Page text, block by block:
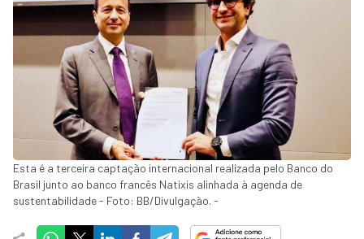
Esta é a terceira captação internacional realizada pelo Banco do
Brasil junto ao banco francês Natixis alinhada à agenda de
sustentabilidade - Foto: BB/Divulgação. -